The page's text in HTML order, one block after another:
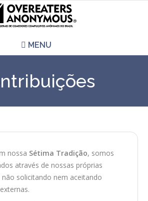
MENU
nossa Sétima Tradição, somos
através de nossas próprias
solicitando nem aceitando